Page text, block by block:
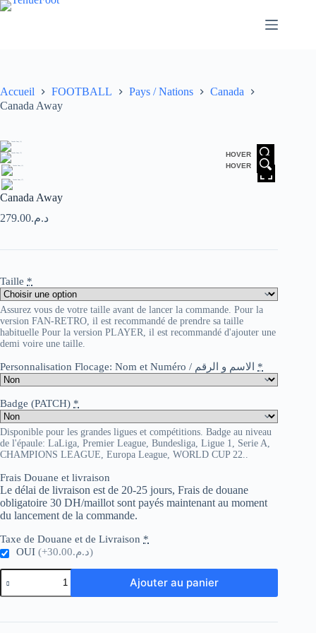
Passer
Accueil FOOTBALL Pays / Nations
Canada
Canada Away
HOVER
HOVER
Canada Away
د.م.279.00
Taille *
Assurez vous de votre taille avant de lancer la commande. Pour la
version FAN-RETRO, il est recommandé de prendre sa taille
habituelle Pour la version PLAYER, il est recommandé d'ajouter une
demi voire une taille.
Personnalisation Flocage: Nom et Numéro / الاسم و الرقم *
Badge (PATCH) *
Disponible pour les grandes ligues et compétitions. Badge au niveau
de l'épaule: LaLiga, Premier League, Bundesliga, Ligue 1, Serie A,
CHAMPIONS LEAGUE, Europa League, WORLD CUP 22..
Frais Douane et livraison
Le délai de livraison est de 20-25 jours, Frais de douane
obligatoire 30 DH/maillot sont payés maintenant au moment
du lancement de la commande.
Taxe de Douane et de Livraison *
OUI
(+د.م.30.00)
quantité
de
Canada
Ajouter au panier